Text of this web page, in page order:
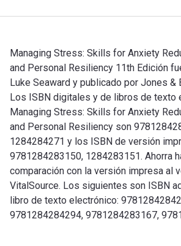
Managing Stress: Skills for Anxiety
and Personal Resiliency 11th Edición
Luke Seaward y publicado por Jones &
Los ISBN digitales y de libros de texto
Managing Stress: Skills for Anxiety
and Personal Resiliency son
1284284271 y los ISBN de versión
9781284283150, 1284283151. Ahorra
comparación con la versión impresa al
VitalSource. Los siguientes son ISBN
libro de texto electrónico:
9781284284294, 9781284283167,